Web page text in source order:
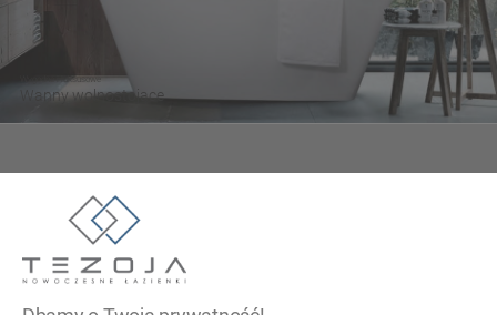
Wygodne i luksusowe
Wanny wolnostojące
03-017 Warszawa